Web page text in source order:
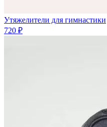
Утяжелители для гимнастики
720 ₽